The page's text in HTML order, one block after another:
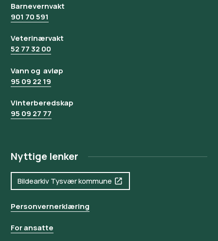
Barnevernvakt
901 70 591
Veterinærvakt
52 77 32 00
Vann og avløp
95 09 22 19
Vinterberedskap
95 09 27 77
Nyttige lenker
Bildearkiv Tysvær kommune
Personvernerklæring
For ansatte